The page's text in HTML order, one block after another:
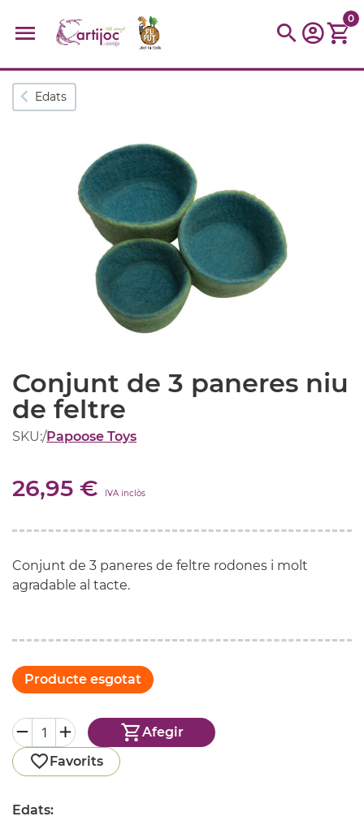
Cerques populars
parquing tinkering
0
Edats
Conjunt de 3 paneres niu
de feltre
SKU:/Papoose Toys
26,95 € IVA inclòs
Conjunt de 3 paneres de feltre rodones i molt
agradable al tacte.
Producte esgotat
Afegir
Favorits
Edats: